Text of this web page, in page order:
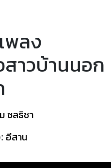
พลง
สาวบ้านนอก
ชลธิชา
อีสาน